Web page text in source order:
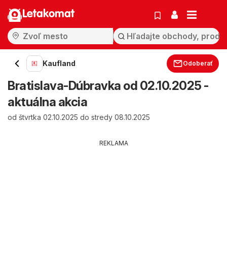
Letakomat
Kaufland Odoberať
Bratislava-Dúbravka od 02.10.2025 -
aktuálna akcia
od štvrtka 02.10.2025 do stredy 08.10.2025
REKLAMA